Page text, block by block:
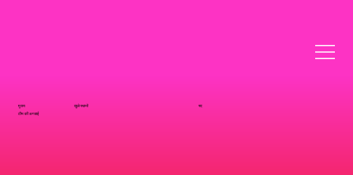
मुख्य खुले स्थानों
पद
टीम की अगवाई